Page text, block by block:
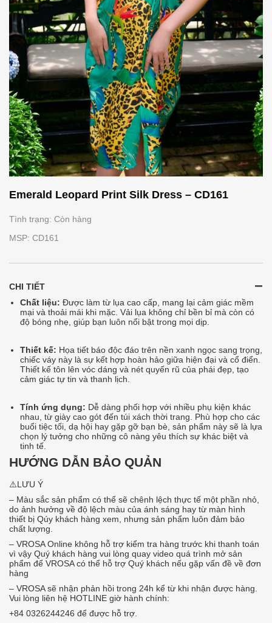
Emerald Leopard Print Silk Dress – CD161
Tình trạng: Còn hàng
MSP: CD161
CHI TIẾT
Chất liệu: Được làm từ lụa cao cấp, mang lại cảm giác mềm
mại và thoải mái khi mặc. Vải lụa không chỉ bền bỉ mà còn có
độ bóng nhẹ, giúp bạn luôn nổi bật trong mọi dịp.
Thiết kế: Họa tiết báo độc đáo trên nền xanh ngọc sang trọng,
chiếc váy này là sự kết hợp hoàn hảo giữa hiện đại và cổ điển.
Thiết kế tôn lên vóc dáng và nét quyến rũ của phái đẹp, tạo
cảm giác tự tin và thanh lịch.
Tính ứng dụng: Dễ dàng phối hợp với nhiều phụ kiện khác
nhau, từ giày cao gót đến túi xách thời trang. Phù hợp cho các
buổi tiệc tối, dạ hội hay gặp gỡ bạn bè, sản phẩm này sẽ là lựa
chọn lý tưởng cho những cô nàng yêu thích sự khác biệt và
tinh tế.
HƯỚNG DẪN BẢO QUẢN
⚠️LƯU Ý
– Màu sắc sản phẩm có thể sẽ chênh lệch thực tế một phần nhỏ,
do ảnh hưởng về độ lệch màu của ánh sáng hay từ màn hình
thiết bị Qúy khách hàng xem, nhưng sản phẩm luôn đảm bảo
chất lượng.
– VROSA Online không hỗ trợ kiểm tra hàng trước khi thanh toán
vì vậy Quý khách hàng vui lòng quay video quá trình mở sản
phẩm để VROSA có thể hỗ trợ Quý khách nếu gặp vấn đề về đơn
hàng
– VROSA sẽ nhận phản hồi trong 24h kể từ khi nhận được hàng.
Vui lòng liên hệ HOTLINE giờ hành chính:
+84 0326244246 để được hỗ trợ.